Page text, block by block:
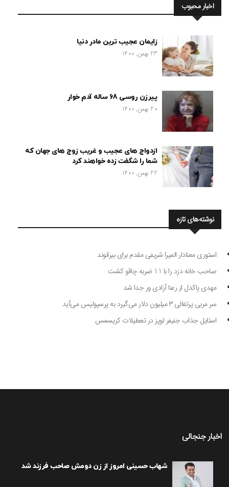
اخبار محبوب
زایمان عجیب ترین مادر دنیا
23 بهمن, 1400
پیرزن روسی 68 ساله آدم خوار
20 بهمن, 1400
ازدواج های عجیب و غریب زوج های جهان که
شما را شگفت زده خواهند کرد
22 بهمن, 1400
نوشته‌های تازه
استوری معنادار المیرا شریفی مقدم برای بیرانوند
صاحب خانه دزد را با 11 ضربه چاقو کشت
مهدی پاکدل از رعنا آزادی ور جدا شد
سر مربی پرتغالی ۳ میلیون دلار می‌گیرد به پرسپولیس می‌آید
استایل جذاب جنیفر لوپز در تعطیلات کریسمس
اخبار جنجالی
شهاب حسینی امروز از زن دومش صاحب فرزند شد